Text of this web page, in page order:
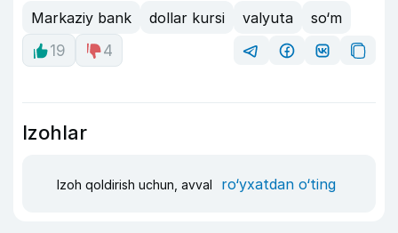
Markaziy bank dollar kursi valyuta
so‘m
19
4
Izohlar
Izoh qoldirish uchun, avval ro‘yxatdan o‘ting